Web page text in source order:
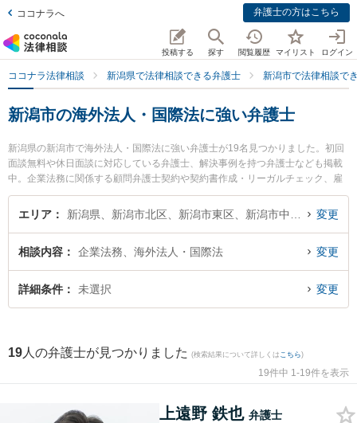
ココナラへ 弁護士の方はこちら
投稿する 探す 閲覧履歴 マイリスト ログイン
ココナラ法律相談 新潟県で法律相談できる弁護士 新潟市で法律相談で
新潟市の海外法人・国際法に強い弁護士
新潟県の新潟市で海外法人・国際法に強い弁護士が19名見つかりました。初回
面談無料や休日面談に対応している弁護士、解決事例を持つ弁護士なども掲載
中。企業法務に関係する顧問弁護士契約や契約書作成・リーガルチェック、雇
用契約書・就業規則作成等の細かな分野での絞り込み検索もでき便利です。特
に弁護士法人リーガル・パートナー法律事務所の上遠野 鉄也弁護士や東京スタ
注目されています。『新潟市で土日や夜間に発生した海外法人・国際法のトラ
ブルを今すぐに弁護士に相談したい』『海外法人・国際法のトラブル解決の実
績豊富な近くの弁護士を検索したい』『初回相談無料で海外法人・国際法を法
エリア 変更
相談内容 企業法務、海外法人・国際法 変更
詳細条件 未選択 変更
19 人の弁護士が見つかりました (検索結果について詳しくは こちら)
19件中 1-19件を表示
上遠野 鉄也 弁護士